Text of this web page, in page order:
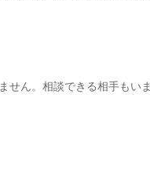
せん。相談できる相手もい